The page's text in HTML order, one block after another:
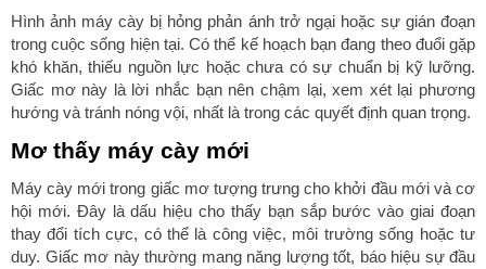
Hình ảnh máy cày bị hỏng phản ánh trở ngại hoặc sự gián đoạn
trong cuộc sống hiện tại. Có thể kế hoạch bạn đang theo đuổi gặp
khó khăn, thiếu nguồn lực hoặc chưa có sự chuẩn bị kỹ lưỡng.
Giấc mơ này là lời nhắc bạn nên chậm lại, xem xét lại phương
hướng và tránh nóng vội, nhất là trong các quyết định quan trọng.
Mơ thấy máy cày mới
Máy cày mới trong giấc mơ tượng trưng cho khởi đầu mới và cơ
hội mới. Đây là dấu hiệu cho thấy bạn sắp bước vào giai đoạn
thay đổi tích cực, có thể là công việc, môi trường sống hoặc tư
duy. Giấc mơ này thường mang năng lượng tốt, báo hiệu sự đầu